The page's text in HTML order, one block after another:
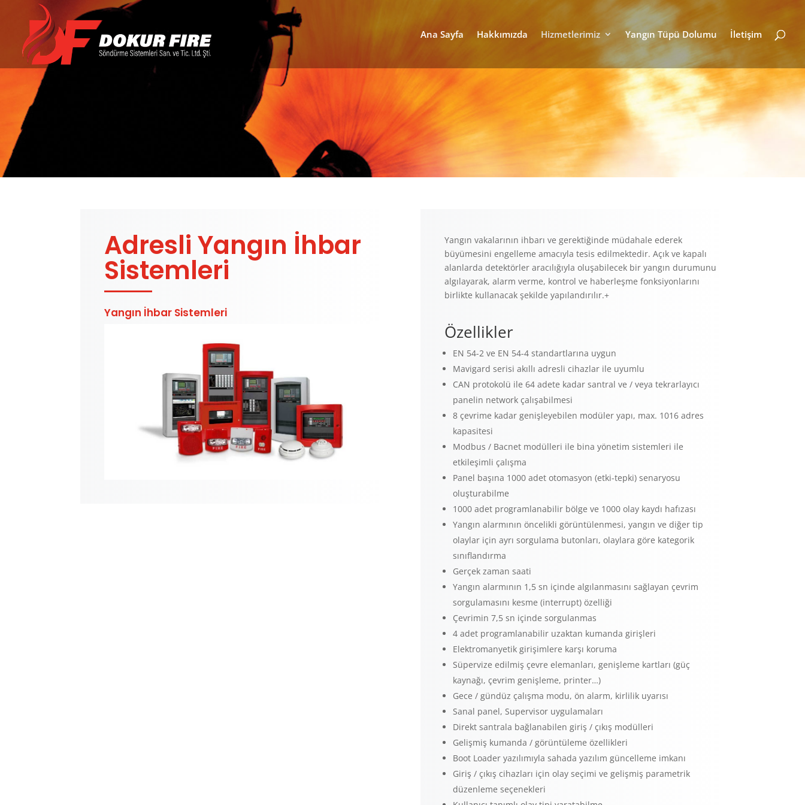
Ana Sayfa Hakkımızda Hizmetlerimiz Yangın Tüpü Dolumu İletişim
Hizmetler
Adresli Yangın İhbar
Sistemleri
Yangın İhbar Sistemleri
Yangın vakalarının ihbarı ve gerektiğinde müdahale ederek
büyümesini engelleme amacıyla tesis edilmektedir. Açık ve kapalı
alanlarda detektörler aracılığıyla oluşabilecek bir yangın durumunu
algılayarak, alarm verme, kontrol ve haberleşme fonksiyonlarını
birlikte kullanacak şekilde yapılandırılır.+
Özellikler
EN 54-2 ve EN 54-4 standartlarına uygun
Mavigard serisi akıllı adresli cihazlar ile uyumlu
CAN protokolü ile 64 adete kadar santral ve / veya tekrarlayıcı
panelin network çalışabilmesi
8 çevrime kadar genişleyebilen modüler yapı, max. 1016 adres
kapasitesi
Modbus / Bacnet modülleri ile bina yönetim sistemleri ile
etkileşimli çalışma
Panel başına 1000 adet otomasyon (etki-tepki) senaryosu
oluşturabilme
1000 adet programlanabilir bölge ve 1000 olay kaydı hafızası
Yangın alarmının öncelikli görüntülenmesi, yangın ve diğer tip
olaylar için ayrı sorgulama butonları, olaylara göre kategorik
sınıflandırma
Gerçek zaman saati
Yangın alarmının 1,5 sn içinde algılanmasını sağlayan çevrim
sorgulamasını kesme (interrupt) özelliği
Çevrimin 7,5 sn içinde sorgulanmas
4 adet programlanabilir uzaktan kumanda girişleri
Elektromanyetik girişimlere karşı koruma
Süpervize edilmiş çevre elemanları, genişleme kartları (güç
kaynağı, çevrim genişleme, printer…)
Gece / gündüz çalışma modu, ön alarm, kirlilik uyarısı
Sanal panel, Supervisor uygulamaları
Direkt santrala bağlanabilen giriş / çıkış modülleri
Gelişmiş kumanda / görüntüleme özellikleri
Boot Loader yazılımıyla sahada yazılım güncelleme imkanı
Giriş / çıkış cihazları için olay seçimi ve gelişmiş parametrik
düzenleme seçenekleri